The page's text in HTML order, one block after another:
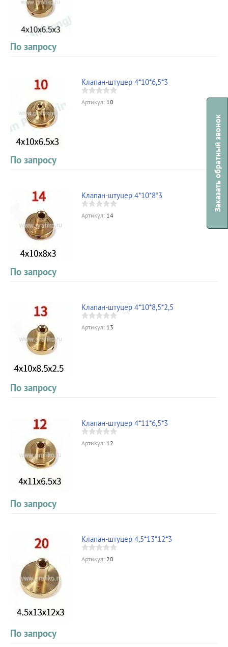
Заказать обратный звонок
По запросу
Клапан-штуцер 4*10*6,5*3
Артикул: 10
По запросу
Клапан-штуцер 4*10*8*3
Артикул: 14
По запросу
Клапан-штуцер 4*10*8,5*2,5
Артикул: 13
По запросу
Клапан-штуцер 4*11*6,5*3
Артикул: 12
По запросу
Клапан-штуцер 4,5*13*12*3
Артикул: 20
По запросу